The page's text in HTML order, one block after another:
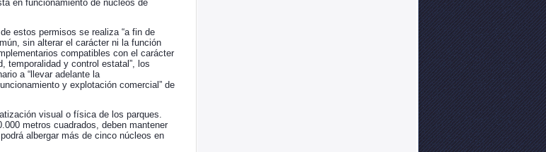
en funcionamiento de núcleos de
estos permisos se realiza “a fin de
sin alterar el carácter ni la función
compatibles con el carácter
temporalidad y control estatal”, los
a “llevar adelante la
y explotación comercial” de
visual o física de los parques.
metros cuadrados, deben mantener
albergar más de cinco núcleos en